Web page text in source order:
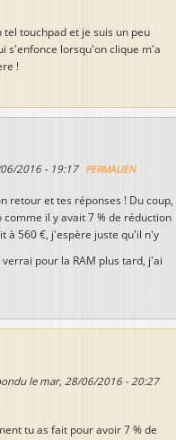
touchpad et je suis un peu
s'enfonce lorsqu'on clique m'a
!
2016 - 19:17 PERMALIEN
retour et tes réponses ! Du coup,
comme il y avait 7 % de réduction
à 560 €, j'espère juste qu'il n'y
verrai pour la RAM plus tard, j'ai
lemar, 28/06/2016 - 20:27
tu as fait pour avoir 7 % de